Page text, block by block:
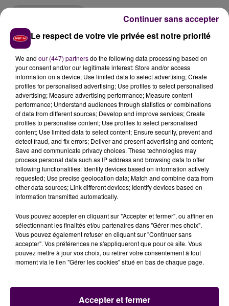
"LE RACHAT DE LA HONTE"
Depuis l’officialisation de la nouvelle acquisition de
Tecalemit vendredi dernier,la CGT de Loir-et-Cher
n’en finit pas de s’étrangler: "Quelle honte ! Glorifier
une entreprise qui vient de fermer son site de Blois
pour transférer son activité à Luceau..."explique le
syndicat dans un communiqué. Il est aussi question des
aides perçues par Tecalemit de la part de l’Europe,
mais aussi de la région, du département et de
l’agglomération. La CGT exige la conditionnalité des
aides, d’autant quel’entreprise est lauréate aux
fonds du Plan de relance pour les projets
"Il y a beaucoup de colère face à ce
rachat de la honte"résume Sidi Boussetta, secrétaire
départemental adjoint du syndicat."La CGT avait
raison de dénoncer un argument fallacieux pour la
fermeture du site blésois".
Le respect de votre vie privée est notre priorité
We and our (447) partnersdo the following data processing based on
your consent and/or our legitimate interest: Store and/or access
information on a device; Use limited data to select advertising; Create
profiles for personalised advertising; Use profiles to select personalised
advertising; Measure advertising performance; Measure content
performance; Understand audiences through statistics or combinations
of data from different sources; Develop and improve services; Create
profiles to personalise content; Use profiles to select personalised
content; Use limited data to select content; Ensure security, prevent and
detect fraud, and fix errors; Deliver and present advertising and content;
Save and communicate privacy choices. These technologies may
process personal data such as IP address and browsing data to offer
following functionalities: Identify devices based on information actively
requested; Use precise geolocation data; Match and combine data from
other data sources; Link different devices; Identify devices based on
information transmitted automatically.
Vous pouvez accepter en cliquant sur "Accepter et fermer", ou affiner en
sélectionnant les finalités et/ou partenaires dans "Gérer mes choix".
Vous pouvez également refuser en cliquant sur "Continuer sans
accepter". Vos préférences ne s'appliqueront que pour ce site. Vous
pouvez mettre à jour vos choix, ou retirer votre consentement à tout
moment via le lien "Gérer les cookies" situé en bas de chaque page.
Accepter et fermer
Continuer sans accepter